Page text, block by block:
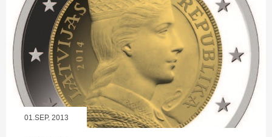
01.SEP, 2013